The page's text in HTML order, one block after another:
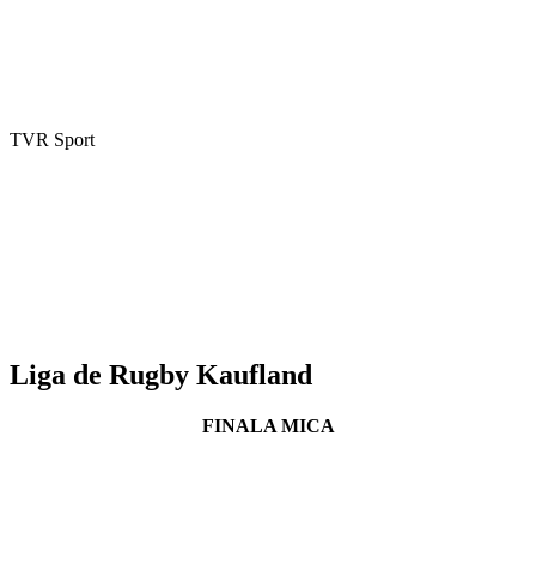
TVR Sport
Liga de Rugby Kaufland
FINALA MICA